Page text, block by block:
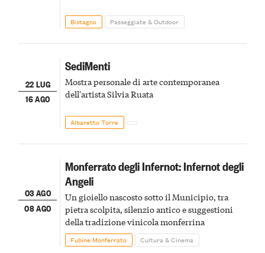
Bistagno Passeggiate & Outdoor
22 LUG
16 AGO
SediMenti
Mostra personale di arte contemporanea
dell'artista Silvia Ruata
Albaretto Torre
03 AGO
08 AGO
Monferrato degli Infernot: Infernot degli
Angeli
Un gioiello nascosto sotto il Municipio, tra
pietra scolpita, silenzio antico e suggestioni
della tradizione vinicola monferrina
Fubine Monferrato Cultura & Cinema